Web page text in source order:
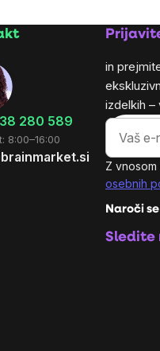
280 589
8:00–16:00
in
izdelkih –
Z
osebnih
Naroči se
Sledite